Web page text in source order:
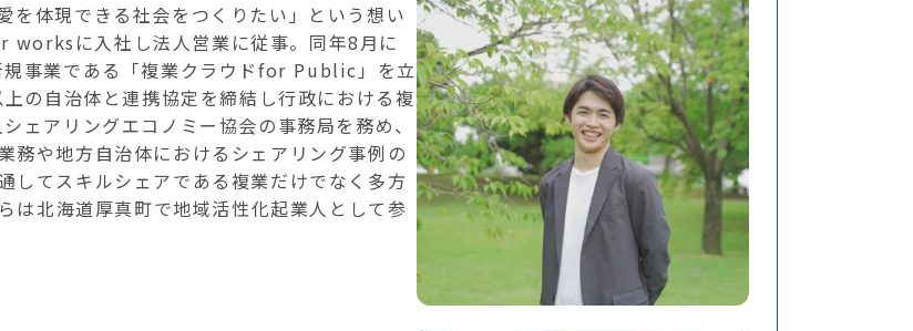
を体現できる社会をつくりたい」という想い
に入社し法人営業に従事。同年8月に
事業である「複業クラウドfor Public」を立
の自治体と連携協定を締結し行政における複
ェアリングエコノミー協会の事務局を務め、
務や地方自治体におけるシェアリング事例の
してスキルシェアである複業だけでなく多方
は北海道厚真町で地域活性化起業人として参